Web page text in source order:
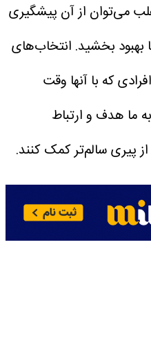
می‌توان از آن پیشگیری
بخشید. انتخاب‌های
که با آنها وقت
ما هدف و ارتباط
پیری سالم‌تر کمک کنند.